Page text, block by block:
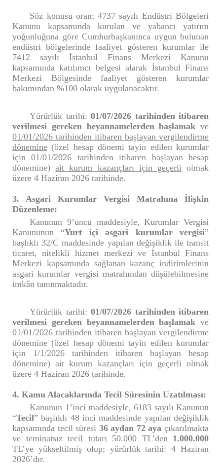
Söz konusu oran; 4737 sayılı Endüstri Bölgeleri
Kanunu kapsamında kurulan ve yabancı yatırım
yoğunluğuna göre Cumhurbaşkanınca uygun bulunan
endüstri bölgelerinde faaliyet gösteren kurumlar ile
7412 sayılı İstanbul Finans Merkezi Kanunu
kapsamında katılımcı belgesi alarak İstanbul Finans
Merkezi Bölgesinde faaliyet gösteren kurumlar
bakımından %100 olarak uygulanacaktır.
Yürürlük tarihi:01/07/2026 tarihinden itibaren
verilmesi gereken beyannamelerden başlamak ve
01/01/2026 tarihinden itibaren başlayan vergilendirme
dönemine (özel hesap dönemi tayin edilen kurumlar
için 01/01/2026 tarihinden itibaren başlayan hesap
dönemine)ait kurum kazançları için geçerliolmak
üzere 4 Haziran 2026 tarihinde.
3. Asgari Kurumlar Vergisi Matrahına İlişkin
Düzenleme:
Kanunun 9’uncu maddesiyle, Kurumlar Vergisi
Kanununun “Yurt içi asgari kurumlar vergisi”
başlıklı 32/C maddesinde yapılan değişiklik ile transit
ticaret, nitelikli hizmet merkezi ve İstanbul Finans
Merkezi kapsamında sağlanan kazanç indirimlerinin
asgari kurumlar vergisi matrahından düşülebilmesine
imkân tanınmaktadır.
Yürürlük tarihi: 01/07/2026 tarihinden itibaren
verilmesi gereken beyannamelerden başlamak ve
01/01/2026 tarihinden itibaren başlayan vergilendirme
dönemine (özel hesap dönemi tayin edilen kurumlar
için 1/1/2026 tarihinden itibaren başlayan hesap
dönemine) ait kurum kazançları için geçerli olmak
üzere 4 Haziran 2026 tarihinde.
4. Kamu Alacaklarında Tecil Süresinin Uzatılması:
Kanunun 1’inci maddesiyle, 6183 sayılı Kanunun
“Tecil” başlıklı 48 inci maddesinde yapılan değişiklik
kapsamında tecil süresi 36 aydan 72 aya çıkarılmakta
ve teminatsız tecil tutarı 50.000 TL’den 1.000.000
TL’ye yükseltilmiş olup; yürürlük tarihi: 4 Haziran
2026’dır.